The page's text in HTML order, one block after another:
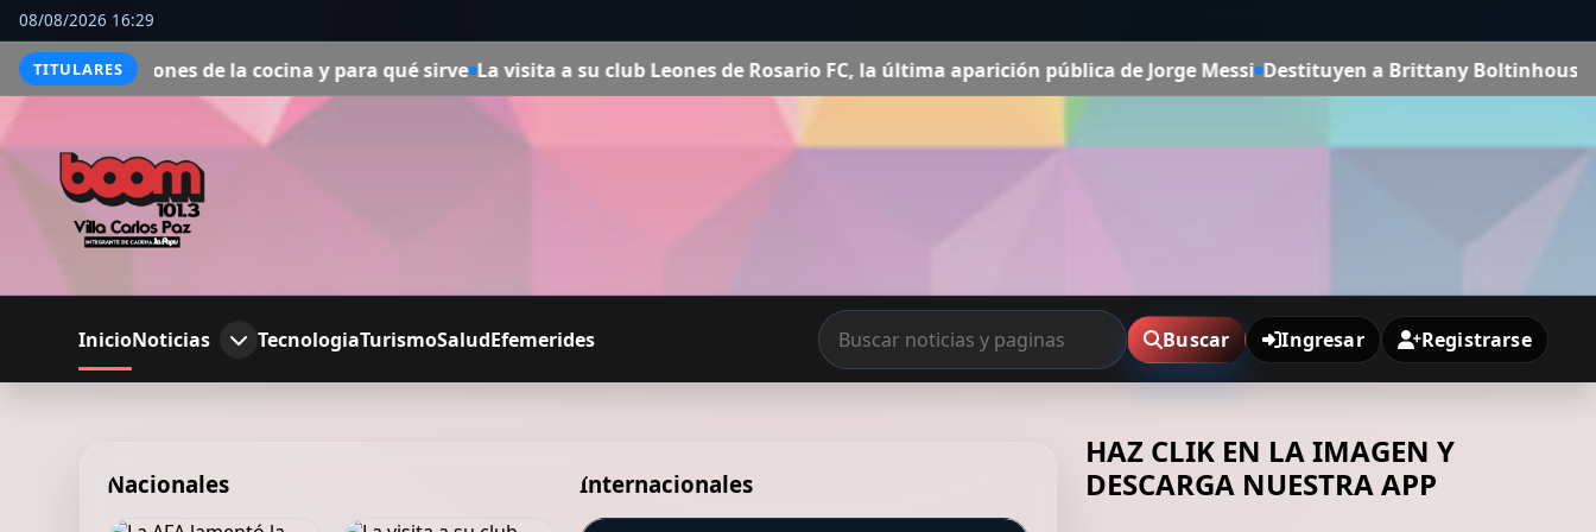
08/08/2026 16:29
TITULARES
de la cocina y para qué sirve La visita a su club Leones de Rosario FC, la última aparición pública de Jorge Messi Destituyen a Brittany Boltinhouse, Miss Carolina
InicioNoticias TecnologiaTurismoSaludEfemerides Buscar Ingresar Registrarse
Nacionales Internacionales
HAZ CLIK EN LA IMAGEN Y
DESCARGA NUESTRA APP